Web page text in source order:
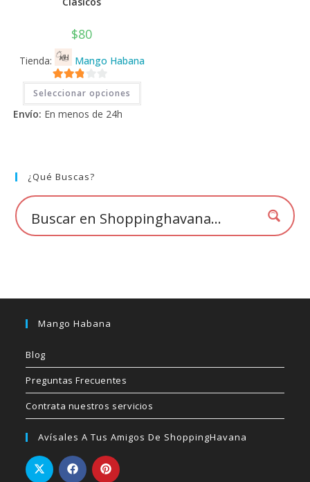
$80
Tienda: Mango Habana
2.71
de 5
Seleccionar opciones
Este
tiene
la
de
producto
Envío: En menos de 24h
¿Qué Buscas?
Mango Habana
Blog
Preguntas Frecuentes
Contrata nuestros servicios
Avísales A Tus Amigos De ShoppingHavana